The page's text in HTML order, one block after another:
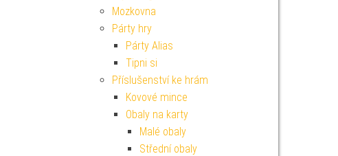
Mozkovna
Párty hry
Párty Alias
Tipni si
Příslušenství ke hrám
Kovové mince
Obaly na karty
Malé obaly
Střední obaly